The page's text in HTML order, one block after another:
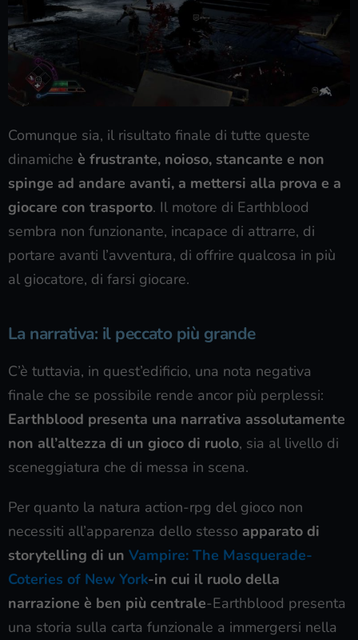
Comunque sia, il risultato finale di tutte queste
dinamiche è frustrante, noioso, stancante e non
spinge ad andare avanti, a mettersi alla prova e a
giocare con trasporto. Il motore di Earthblood
sembra non funzionante, incapace di attrarre, di
portare avanti l’avventura, di offrire qualcosa in più
al giocatore, di farsi giocare.
La narrativa: il peccato più grande
C’è tuttavia, in quest’edificio, una nota negativa
finale che se possibile rende ancor più perplessi:
Earthblood presenta una narrativa assolutamente
non all’altezza di un gioco di ruolo, sia al livello di
sceneggiatura che di messa in scena.
Per quanto la natura action-rpg del gioco non
necessiti all’apparenza dello stesso apparato di
storytelling di un Vampire: The Masquerade-
Coteries of New York-in cui il ruolo della
narrazione è ben più centrale-Earthblood presenta
una storia sulla carta funzionale a immergersi nella